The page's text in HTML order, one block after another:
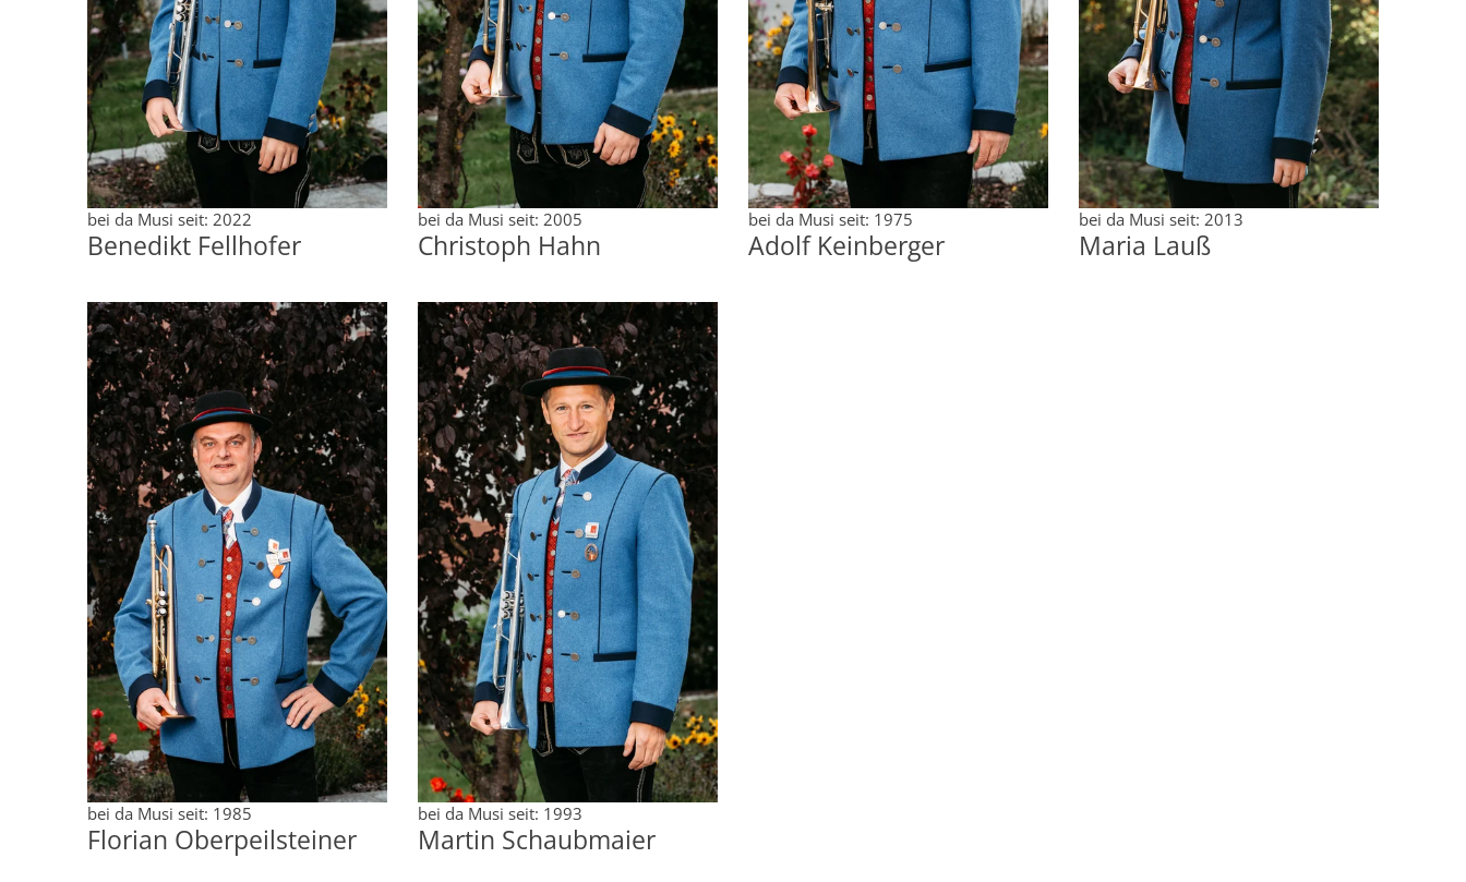
bei da Musi seit: 2022
Benedikt Fellhofer
bei da Musi seit: 2005
Christoph Hahn
bei da Musi seit: 1975
Adolf Keinberger
bei da Musi seit: 2013
Maria Lauß
bei da Musi seit: 1985
Florian Oberpeilsteiner
bei da Musi seit: 1993
Martin Schaubmaier